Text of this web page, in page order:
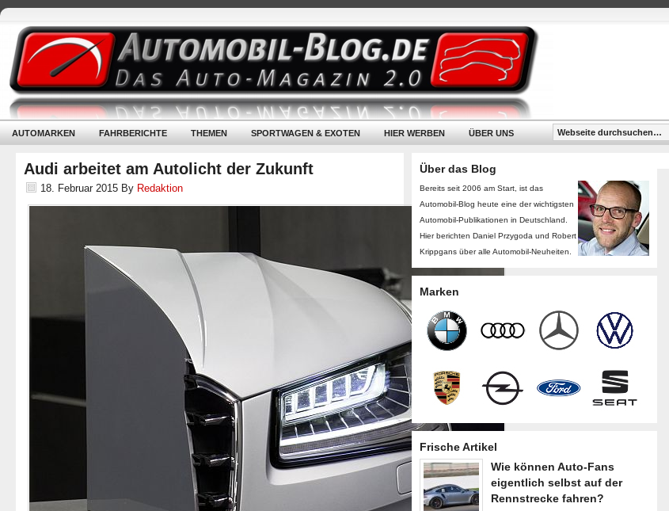
AUTOMARKEN FAHRBERICHTE THEMEN SPORTWAGEN & EXOTEN HIER WERBEN ÜBER UNS
Audi arbeitet am Autolicht der Zukunft
18. Februar 2015 By Redaktion
Über das Blog
Bereits seit 2006 am Start, ist das
Automobil-Blog heute eine der wichtigsten
Automobil-Publikationen in Deutschland.
Hier berichten Daniel Przygoda und Robert
Krippgans über alle Automobil-Neuheiten.
Marken
Frische Artikel
Wie können Auto-Fans
eigentlich selbst auf der
Rennstrecke fahren?